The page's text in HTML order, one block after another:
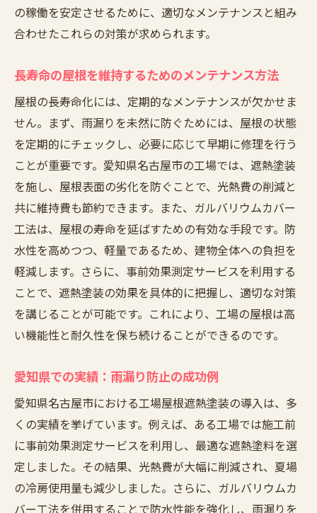
の稼働を安定させるために、適切なメンテナンスと組み
合わせたこれらの対策が求められます。
長寿命の屋根を維持するためのメンテナンス方法
屋根の長寿命化には、定期的なメンテナンスが欠かせま
せん。まず、雨漏りを未然に防ぐためには、屋根の状態
を定期的にチェックし、必要に応じて早期に修理を行う
ことが重要です。愛知県名古屋市の工場では、遮熱塗装
を施し、屋根表面の劣化を防ぐことで、光熱費の削減と
共に維持費も節約できます。また、ガルバリウムカバー
工法は、屋根の寿命を延ばすための有効な手段です。防
水性を高めつつ、軽量であるため、建物全体への負担を
軽減します。さらに、事前効果測定サービスを利用する
ことで、遮熱塗装の効果を具体的に把握し、適切な対策
を講じることが可能です。これにより、工場の屋根は高
い機能性と耐久性を保ち続けることができるのです。
愛知県での実績：雨漏り防止の成功例
愛知県名古屋市における工場屋根遮熱塗装の導入は、多
くの実績を挙げています。例えば、ある工場では施工前
に事前効果測定サービスを利用し、最適な遮熱塗料を選
定しました。その結果、光熱費が大幅に削減され、夏場
の冷房使用量も減少しました。さらに、ガルバリウムカ
バー工法を併用することで防水性能を強化し、雨漏りを